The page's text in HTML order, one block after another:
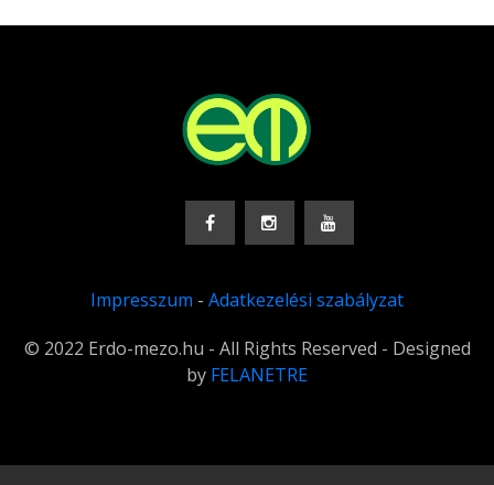
Impresszum - Adatkezelési szabályzat
© 2022 Erdo-mezo.hu - All Rights Reserved - Designed
by FELANETRE